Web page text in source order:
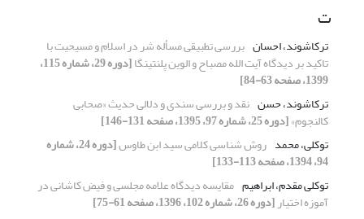
ت
ترکاشوند، احسان بررسی تطبیقی مسأله شر در اسلام و مسیحیت با
تاکید بر دیدگاه آیت الله مصباح و الوین پلنتینگا [دوره 29، شماره 115،
1399، صفحه 63-84]
ترکاشوند، حسن نقد و بررسی سندی و دلالی حدیث «صحابی
کالنجوم»[دوره 25، شماره 97، 1395، صفحه 131-146]
توکلی، محمد روش شناسی کلامی سید ابن طاوس [دوره 24، شماره
94، 1394، صفحه 113-133]
توکلی مقدم، ابراهیم مقایسه دیدگاه علامه مجلسی و فیض کاشانی در
آموزه اختیار[دوره 26، شماره 102، 1396، صفحه 61-75]